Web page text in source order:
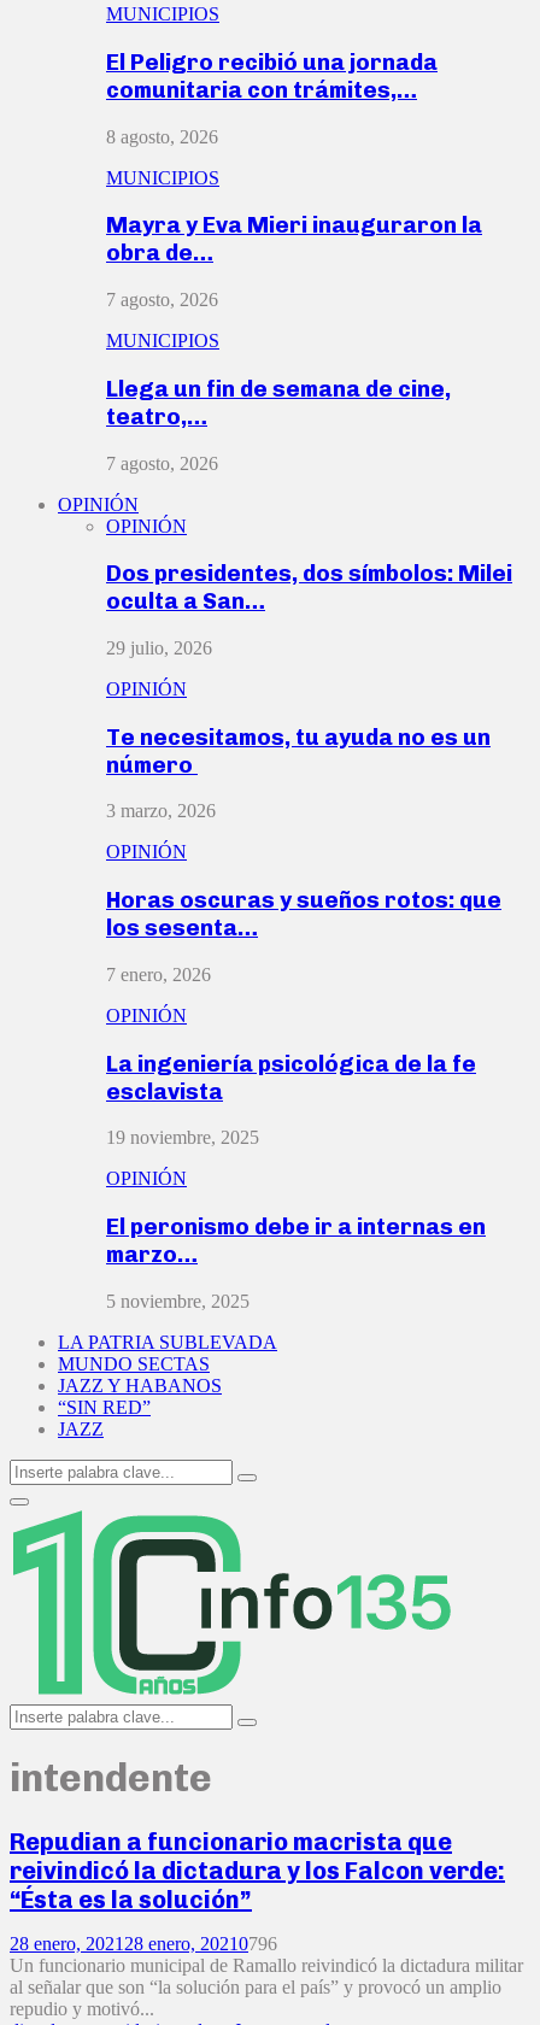
MUNICIPIOS
El Peligro recibió una jornada
comunitaria con trámites,…
8 agosto, 2026
MUNICIPIOS
Mayra y Eva Mieri inauguraron la
obra de…
7 agosto, 2026
MUNICIPIOS
Llega un fin de semana de cine,
teatro,…
7 agosto, 2026
OPINIÓN
OPINIÓN
Dos presidentes, dos símbolos: Milei
oculta a San…
29 julio, 2026
OPINIÓN
Te necesitamos, tu ayuda no es un
número
3 marzo, 2026
OPINIÓN
Horas oscuras y sueños rotos: que
los sesenta…
7 enero, 2026
OPINIÓN
La ingeniería psicológica de la fe
esclavista
19 noviembre, 2025
OPINIÓN
El peronismo debe ir a internas en
marzo…
5 noviembre, 2025
LA PATRIA SUBLEVADA
MUNDO SECTAS
JAZZ Y HABANOS
“SIN RED”
JAZZ
Search
for:
Search
Primary
Menu
Search
for:
Search
intendente
Repudian a funcionario macrista que
reivindicó la dictadura y los Falcon verde:
“Ésta es la solución”
28 enero, 2021 28 enero, 20210796
Un funcionario municipal de Ramallo reivindicó la dictadura militar
al señalar que son “la solución para el país” y provocó un amplio
repudio y motivó...